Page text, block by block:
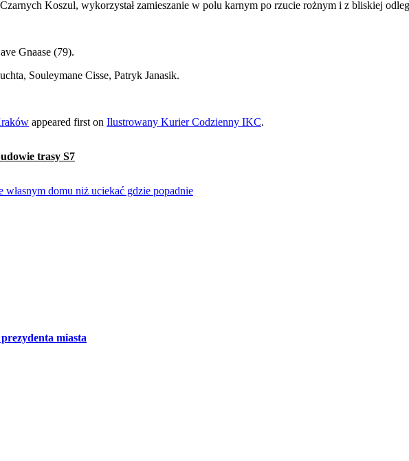
Koszul, wykorzystał zamieszanie w polu karnym po rzucie rożnym i z bliskiej
Gnaase (79).
Souleymane Cisse, Patryk Janasik.
appeared first on Ilustrowany Kurier Codzienny IKC.
trasy S7
domu niż uciekać gdzie popadnie
miasta